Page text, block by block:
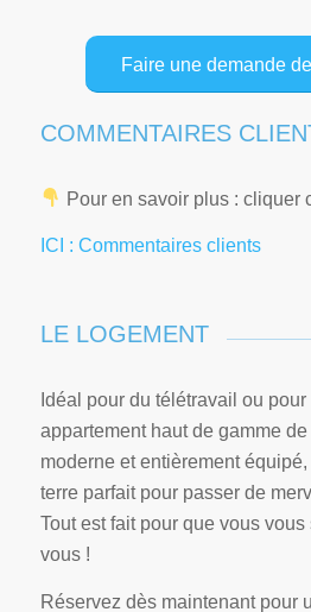
Faire une demande
COMMENTAIRES
Pour en savoir plus : cliquer
ICI : Commentaires clients
LE LOGEMENT
Idéal pour du télétravail ou
appartement haut de gamme de
moderne et entièrement
terre parfait pour passer de
Tout est fait pour que vous
vous !
Réservez dès maintenant pour